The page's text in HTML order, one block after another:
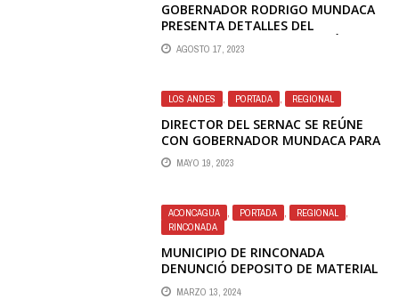
GOBERNADOR RODRIGO MUNDACA
PRESENTA DETALLES DEL
ANTEPROYECTO DE INVERSIÓN
REGIONAL 2024 A PARLAMENTARIOS
AGOSTO 17, 2023
LOS ANDES PORTADA REGIONAL
DIRECTOR DEL SERNAC SE REÚNE
CON GOBERNADOR MUNDACA PARA
INFORMAR SOBRE DEMANDA
COLECTIVA EN CONTRA DE ESVAL
MAYO 19, 2023
ACONCAGUA , PORTADA , REGIONAL
,
RINCONADA
MUNICIPIO DE RINCONADA
DENUNCIÓ DEPOSITO DE MATERIAL
TOXICO EN VERTEDERO ILEGAL
MARZO 13, 2024